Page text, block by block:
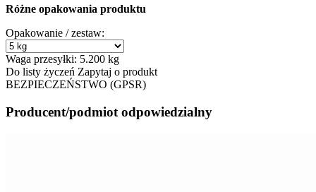
Różne opakowania produktu
Opakowanie / zestaw:
Waga przesyłki: 5.200 kg
Do listy życzeń Zapytaj o produkt
BEZPIECZEŃSTWO (GPSR)
Producent/podmiot odpowiedzialny